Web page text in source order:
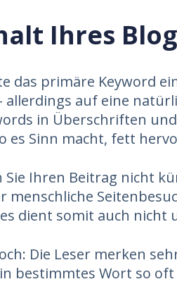
Ihres
das primäre Keyword
allerdings auf eine
in Überschriften
es Sinn macht, fett
Ihren Beitrag nicht
menschliche
dient somit auch nicht
Die Leser merken
bestimmtes Wort so